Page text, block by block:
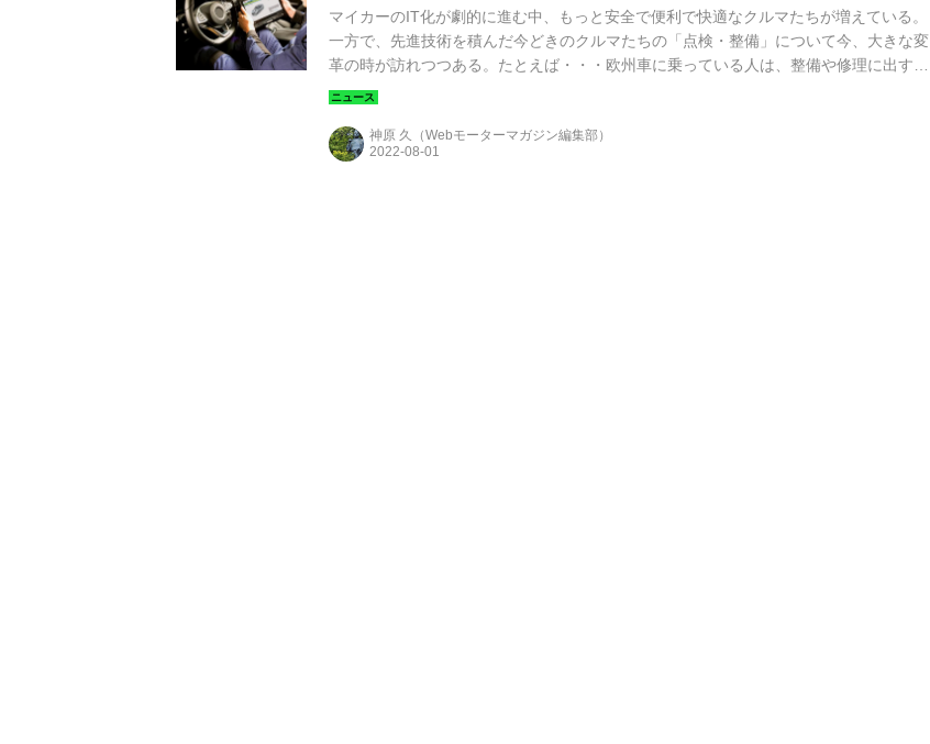
マイカーのIT化が劇的に進む中、もっと安全で便利で快適なクルマたちが増えている。
一方で、先進技術を積んだ今どきのクルマたちの「点検・整備」について今、大きな変
革の時が訪れつつある。たとえば・・・欧州車に乗っている人は、整備や修理に出す時
の「セキュリティ」のことを、ちょっと真面目に考えておいたほうがいいかもしれな
神原 久（Webモーターマガジン編集部）